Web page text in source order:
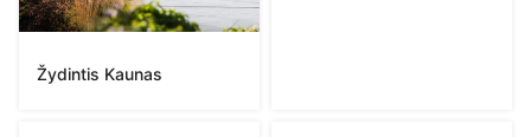
Žydintis Kaunas